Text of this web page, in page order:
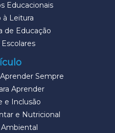
Educacionais
à Leitura
de Educação
Sempre
Aprender
e Inclusão
e Nutricional